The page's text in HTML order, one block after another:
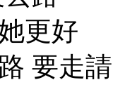
更好
要走